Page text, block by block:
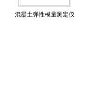
混凝土弹性模量测定仪